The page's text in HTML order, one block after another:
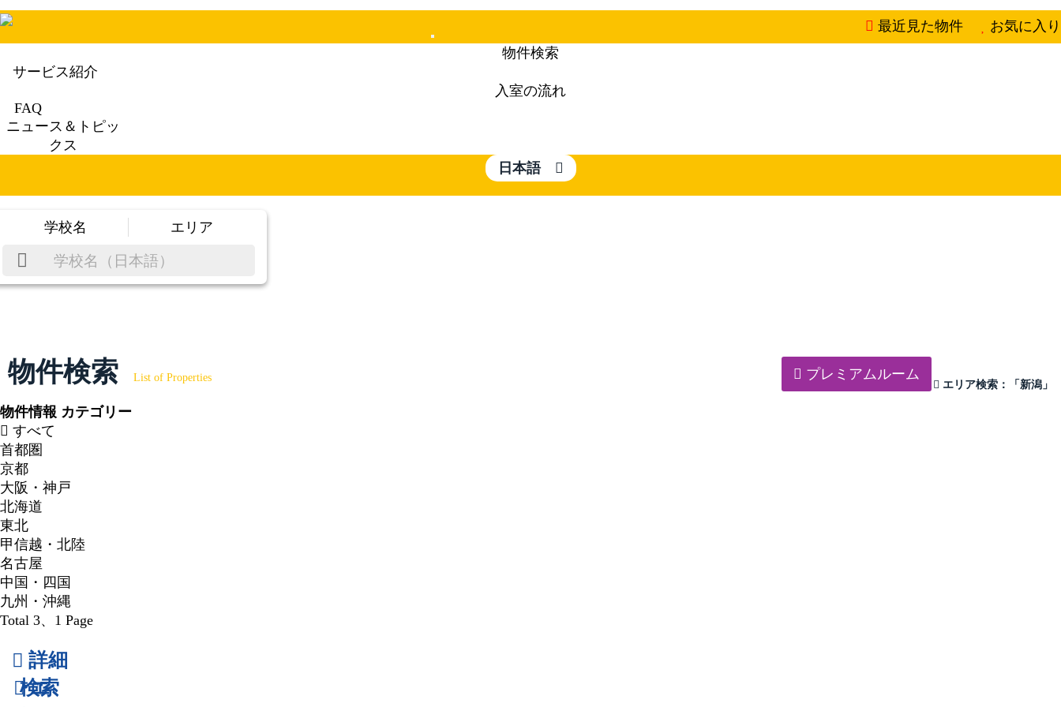
最近見た物件
お気に入り
Mobile
物件検索
サービス紹介
入室の流れ
FAQ
ニュース＆トピッ
クス
日本語
学校名 エリア
物件検索 List of Properties
エリア検索： 「新潟」
プレミアムルーム
物件情報 カテゴリー
すべて
首都圏
京都
大阪・神戸
北海道
東北
甲信越・北陸
名古屋
中国・四国
九州・沖縄
Total 3、1 Page
詳細
検索
エ